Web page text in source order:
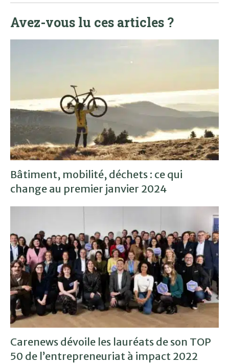
Avez-vous lu ces articles ?
Bâtiment, mobilité, déchets : ce qui
change au premier janvier 2024
Carenews dévoile les lauréats de son TOP
50 de l’entrepreneuriat à impact 2022